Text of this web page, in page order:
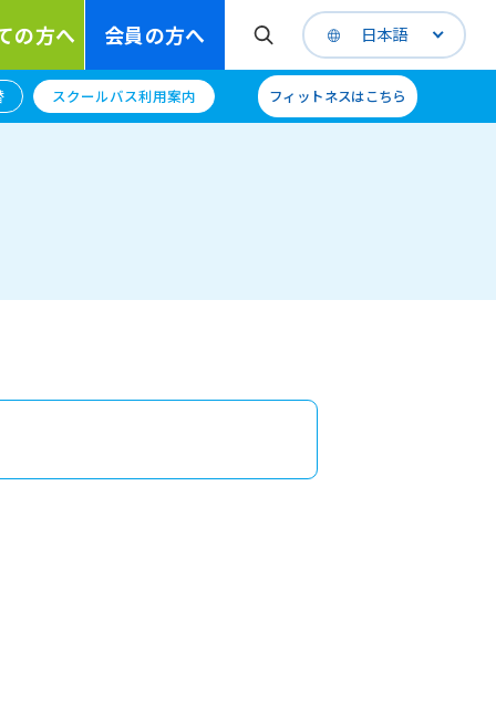
の方へ 会員の方へ 日本語
スクールバス利用案内 フィットネスはこちら